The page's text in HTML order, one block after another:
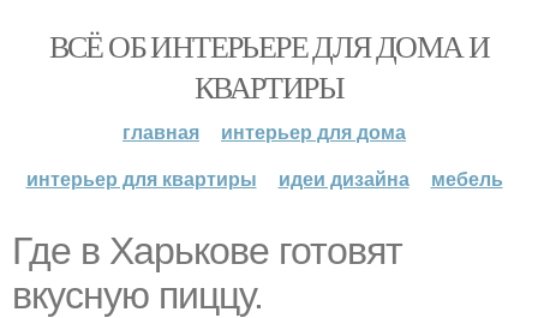
ВСЁ ОБ ИНТЕРЬЕРЕ ДЛЯ ДОМА И
КВАРТИРЫ
главная
интерьер для дома
интерьер для квартиры
идеи дизайна мебель
Где в Харькове готовят
вкусную пиццу.